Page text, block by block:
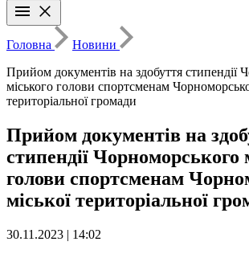
Головна
Новини
Прийом документів на здобуття стипендії
міського голови спортсменам
територіальної громади
Прийом документів на
стипендії Чорноморського
голови спортсменам
міської територіальної
30.11.2023 | 14:02